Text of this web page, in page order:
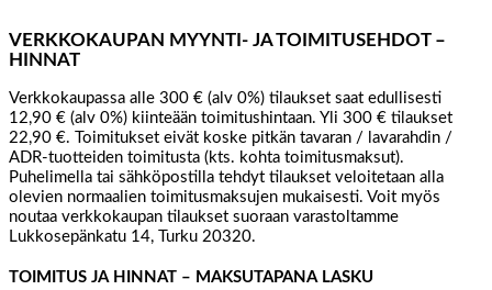
VERKKOKAUPAN MYYNTI- JA TOIMITUSEHDOT –
HINNAT
Verkkokaupassa alle 300 € (alv 0%) tilaukset saat edullisesti
12,90 € (alv 0%) kiinteään toimitushintaan. Yli 300 € tilaukset
22,90 €. Toimitukset eivät koske pitkän tavaran / lavarahdin /
ADR-tuotteiden toimitusta (kts. kohta toimitusmaksut).
Puhelimella tai sähköpostilla tehdyt tilaukset veloitetaan alla
olevien normaalien toimitusmaksujen mukaisesti. Voit myös
noutaa verkkokaupan tilaukset suoraan varastoltamme
Lukkosepänkatu 14, Turku 20320.
TOIMITUS JA HINNAT – MAKSUTAPANA LASKU